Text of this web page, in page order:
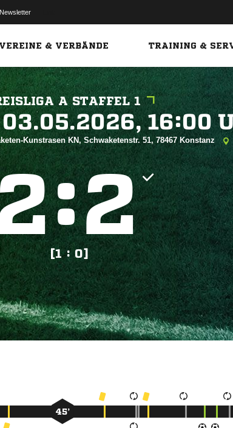
Newsletter
VEREINE & VERBÄNDE TRAINING &
A STAFFEL 1
 
Kunstrasen KN, Schwaketenstr. 51, 78467 Konstanz
:
[1 : 0]
45’